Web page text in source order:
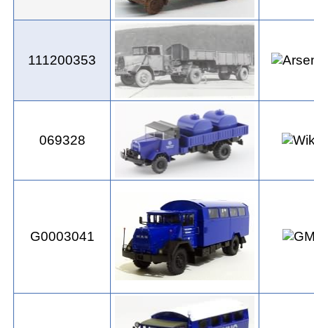
111200353
069328
G0003041